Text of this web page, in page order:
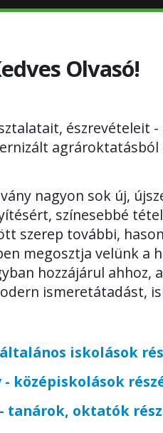
Olvasó!
észrevételeit
nagyon sok új,
színesebbé
szerep további,
megosztja velünk a
hozzájárul ahhoz,
ismeretátadást,
iskolások
- középiskolások
tanárok, oktatók